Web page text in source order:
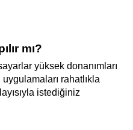
mı?
yüksek donanımları
rahatlıkla
istediğiniz